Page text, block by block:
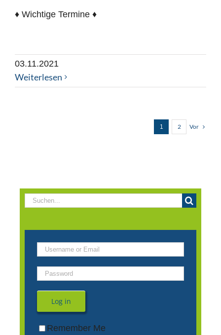
♦ Wichtige Termine ♦
03.11.2021
Weiterlesen
1 2 Vor
Suche
Log in
Remember Me